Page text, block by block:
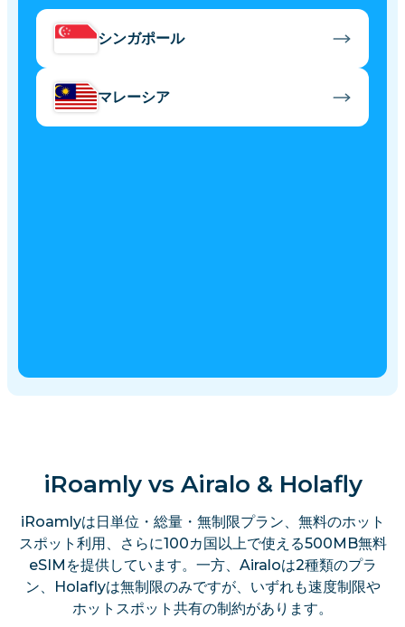
シンガポール
マレーシア
iRoamly vs Airalo & Holafly
iRoamlyは日単位・総量・無制限プラン、無料のホット
スポット利用、さらに100カ国以上で使える500MB無料
eSIMを提供しています。一方、Airaloは2種類のプラ
ン、Holaflyは無制限のみですが、いずれも速度制限や
ホットスポット共有の制約があります。